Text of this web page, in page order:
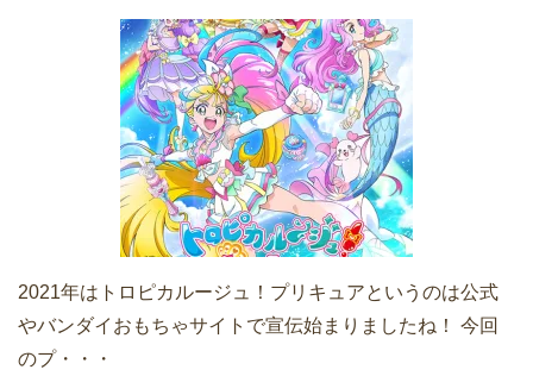
2021年はトロピカルージュ！プリキュアというのは公式
やバンダイおもちゃサイトで宣伝始まりましたね！ 今回
のプ・・・